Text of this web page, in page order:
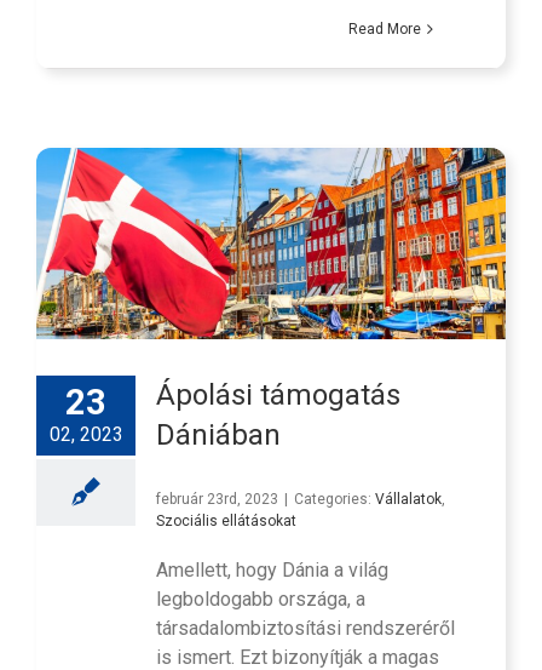
Read More
23
02, 2023
Ápolási támogatás
Dániában
február 23rd, 2023 | Categories: Vállalatok
Szociális ellátásokat
Amellett, hogy Dánia a világ
legboldogabb országa, a
társadalombiztosítási rendszeréről
is ismert. Ezt bizonyítják a magas